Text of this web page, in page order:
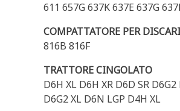
611 657G 637K 637E 637G
COMPATTATORE PER
816B 816F
TRATTORE CINGOLATO
D6H XL D6H XR D6D SR
D6G2 XL D6N LGP D4H XL